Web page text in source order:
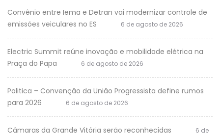
Convênio entre Iema e Detran vai modernizar controle de
emissões veiculares no ES
6 de agosto de 2026
Electric Summit reúne inovação e mobilidade elétrica na
Praça do Papa
6 de agosto de 2026
Politica – Convenção da União Progressista define rumos
para 2026
6 de agosto de 2026
Câmaras da Grande Vitória serão reconhecidas
6 de